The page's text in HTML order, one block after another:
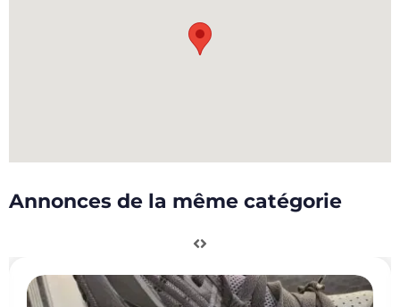
Annonces de la même catégorie